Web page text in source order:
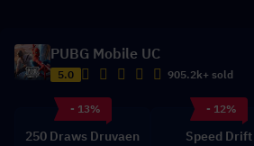
PUBG Mobile UC
5.0 905.2k+ sold
- 13%
250 Draws Druvaen
- 12%
Speed Drift